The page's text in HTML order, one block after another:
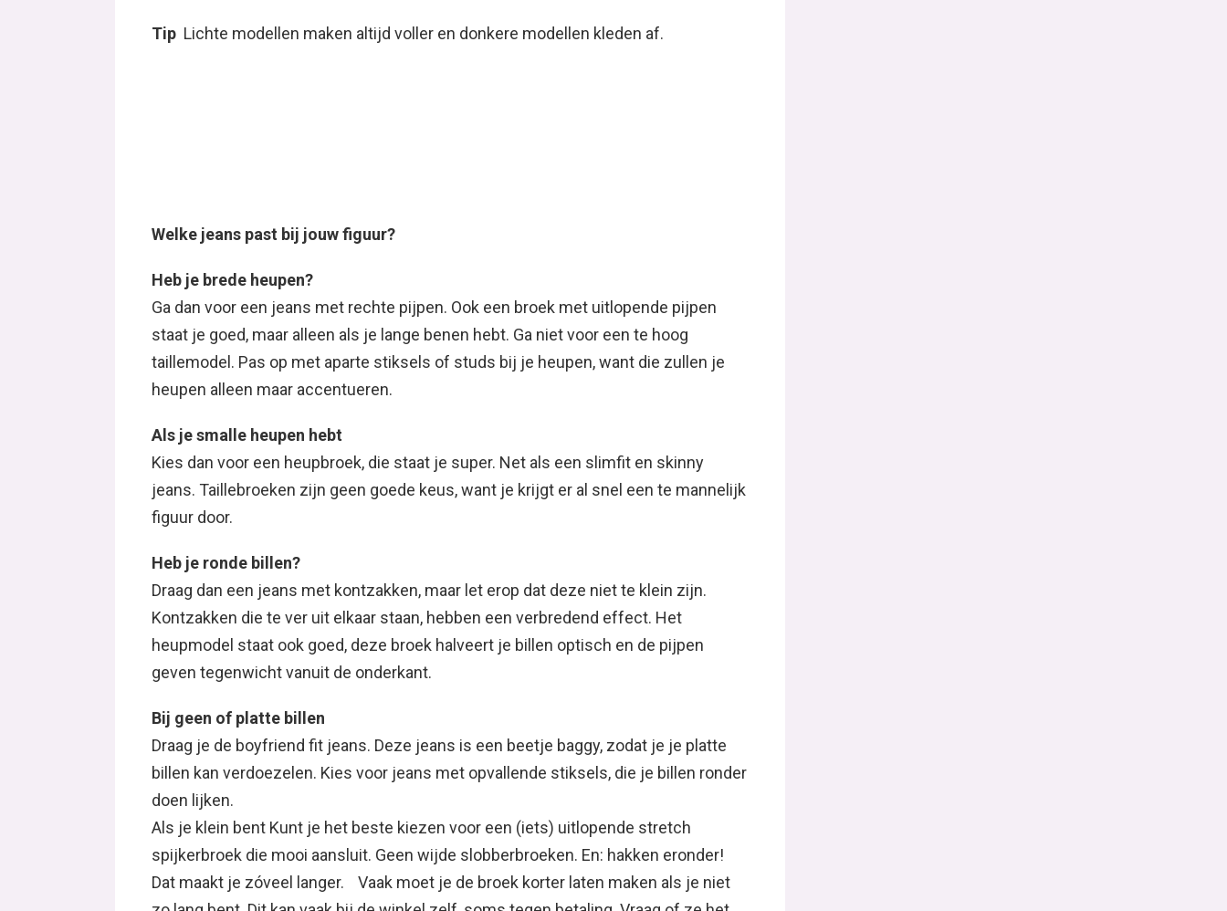
Tip Lichte modellen maken altijd voller en donkere modellen kleden af.
staat je goed, maar alleen als je lange benen hebt. Ga niet voor een te hoog
heupen alleen maar accentueren.
Als je smalle heupen hebt
Kies dan voor een heupbroek, die staat je super. Net als een slimfit en skinny
jeans. Taillebroeken zijn geen goede keus, want je krijgt er al snel een te mannelijk
Heb je ronde billen?
Draag dan een jeans met kontzakken, maar let erop dat deze niet te klein zijn.
Kontzakken die te ver uit elkaar staan, hebben een verbredend effect. Het
geven tegenwicht vanuit de onderkant.
Bij geen of platte billen
Draag je de boyfriend fit jeans. Deze jeans is een beetje baggy, zodat je je platte
billen kan verdoezelen. Kies voor jeans met opvallende stiksels, die je billen ronder
Als je klein bent Kunt je het beste kiezen voor een (iets) uitlopende stretch
spijkerbroek die mooi aansluit. Geen wijde slobberbroeken. En: hakken eronder!
Dat maakt je zóveel langer. Vaak moet je de broek korter laten maken als je niet
zo lang bent. Dit kan vaak bij de winkel zelf, soms tegen betaling. Vraag of ze het
uitvoeren met de originele zoom!
Als je een lang postuur hebt
Staat alles eigenlijk wel goed, maar heb je vaak moeite met lange lengtematen